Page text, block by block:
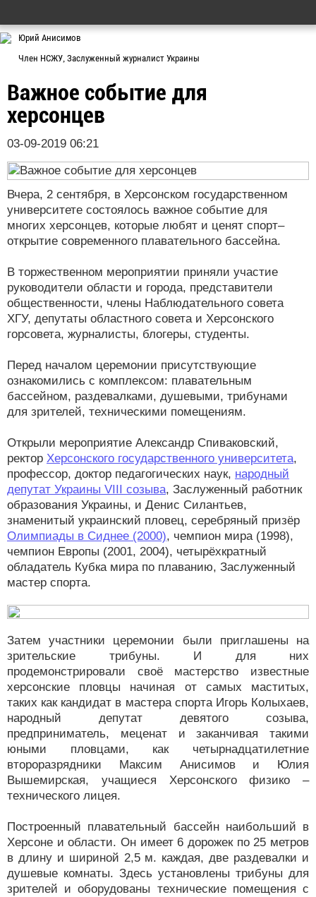
Юрий Анисимов
Член НСЖУ, Заслуженный журналист Украины
Важное событие для
херсонцев
03-09-2019 06:21
Вчера, 2 сентября, в Херсонском государственном
университете состоялось важное событие для
многих херсонцев, которые любят и ценят спорт–
открытие современного плавательного бассейна.
В торжественном мероприятии приняли участие
руководители области и города, представители
общественности, члены Наблюдательного совета
ХГУ, депутаты областного совета и Херсонского
горсовета, журналисты, блогеры, студенты.
Перед началом церемонии присутствующие
ознакомились с комплексом: плавательным
бассейном, раздевалками, душевыми, трибунами
для зрителей, техническими помещениям.
Открыли мероприятие Александр Спиваковский,
ректор Херсонского государственного университета,
профессор, доктор педагогических наук, народный
депутат Украины VIII созыва, Заслуженный работник
образования Украины, и Денис Силантьев,
знаменитый украинский пловец, серебряный призёр
Олимпиады в Сиднее (2000), чемпион мира (1998),
чемпион Европы (2001, 2004), четырёхкратный
обладатель Кубка мира по плаванию, Заслуженный
мастер спорта.
Затем участники церемонии были приглашены на
зрительские трибуны. И для них
продемонстрировали своё мастерство известные
херсонские пловцы начиная от самых маститых,
таких как кандидат в мастера спорта Игорь Колыхаев,
народный депутат девятого созыва,
предприниматель, меценат и заканчивая такими
юными пловцами, как четырнадцатилетние
второразрядники Максим Анисимов и Юлия
Вышемирская, учащиеся Херсонского физико –
технического лицея.
Построенный плавательный бассейн наибольший в
Херсоне и области. Он имеет 6 дорожек по 25 метров
в длину и шириной 2,5 м. каждая, две раздевалки и
душевые комнаты. Здесь установлены трибуны для
зрителей и оборудованы технические помещения с